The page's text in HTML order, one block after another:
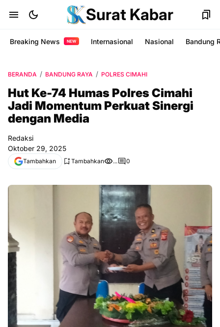
Surat Kabar
Breaking News NEW Internasional Nasional Bandung
BERANDA BANDUNG RAYA POLRES CIMAHI
Hut Ke-74 Humas Polres Cimahi
Jadi Momentum Perkuat Sinergi
dengan Media
Redaksi
Oktober 29, 2025
Tambahkan Tambahkan ... 0